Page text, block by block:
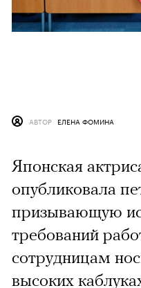
АВТОР ЕЛЕНА ФОМИНА
Японская
опубликовала
призывающую
требований
сотрудницам
высоких